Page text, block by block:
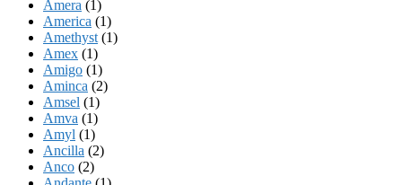
Amera (1)
America (1)
Amethyst (1)
Amex (1)
Amigo (1)
Aminca (2)
Amsel (1)
Amva (1)
Amyl (1)
Ancilla (2)
Anco (2)